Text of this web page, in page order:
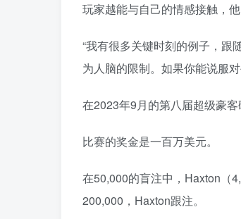
玩家越能与自己的情感接触，
“我有很多关键时刻的例子，跟
为人脑的限制。如果你能说服
在2023年9月的第八届超级豪
比赛的奖金是一百万美元。
在50,000的盲注中，Haxton（
200,000，Haxton跟注。